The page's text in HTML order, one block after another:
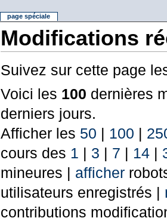
Modifications
Suivez sur cette page
Voici les 100 dernières
derniers jours.
Afficher les 50 | 100 |
cours des 1 | 3 | 7 | 14|
mineures | afficher
utilisateurs enregistrés |
contributions
page spéciale